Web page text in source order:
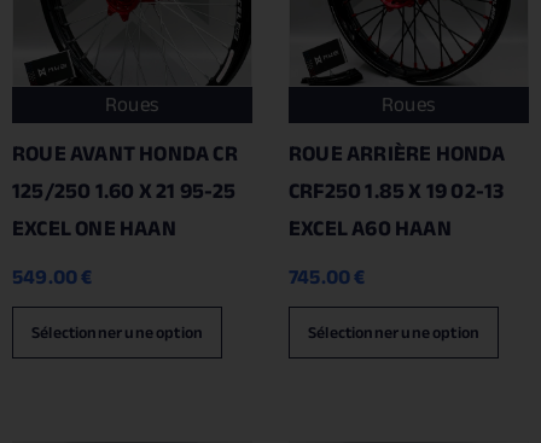
Roues
ROUE AVANT HONDA CR
125/250 1.60 X 21 95-25
EXCEL ONE HAAN
549.00€
Sélectionner une option
Roues
ROUE ARRIÈRE HONDA
CRF250 1.85 X 19 02-13
EXCEL A60 HAAN
745.00€
Sélectionner une option